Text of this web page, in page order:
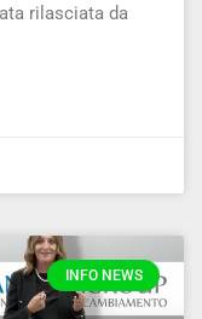
rilasciata da
INFO NEWS